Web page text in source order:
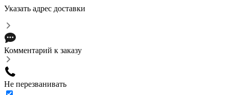
Указать адрес доставки
Комментарий к заказу
Не перезванивать